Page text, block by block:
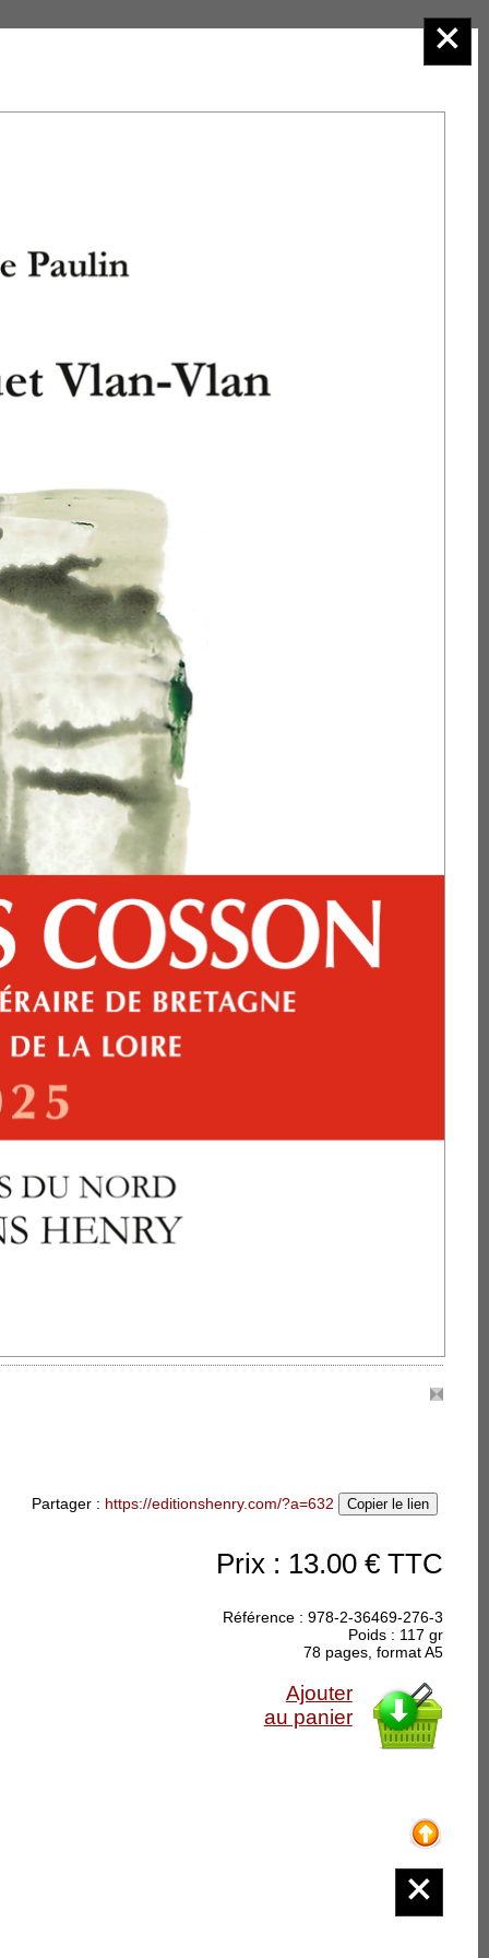
2.Poésie
- Préface de Dr
bien monté à bord,
Jerry, deuxième
comme il le dit
partie d’une aventure
(suite)
Fumery p. 26
Partager : https://editionshenry.com/?a=632 Copier le lien
Prix : 13.00 € TTC
Référence : 978-2-36469-276-3
Poids : 117 gr
78 pages, format A5
Ajouter
au panier